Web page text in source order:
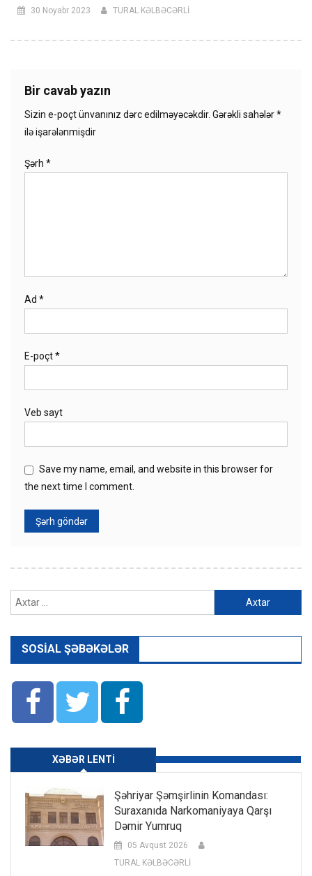
30 Noyabr 2023 TURAL KƏLBƏCƏRLİ
Bir cavab yazın
Sizin e-poçt ünvanınız dərc edilməyəcəkdir. Gərəkli sahələr*
ilə işarələnmişdir
Şərh *
Ad *
E-poçt*
Veb sayt
Save my name, email, and website in this browser for
the next time I comment.
SOSIAL ŞƏBƏKƏLƏR
XƏBƏR LENTI
Şəhriyar Şəmşirlinin Komandası:
Suraxanıda Narkomaniyaya Qarşı
Dəmir Yumruq
05 Avqust 2026
TURAL KƏLBƏCƏRLİ